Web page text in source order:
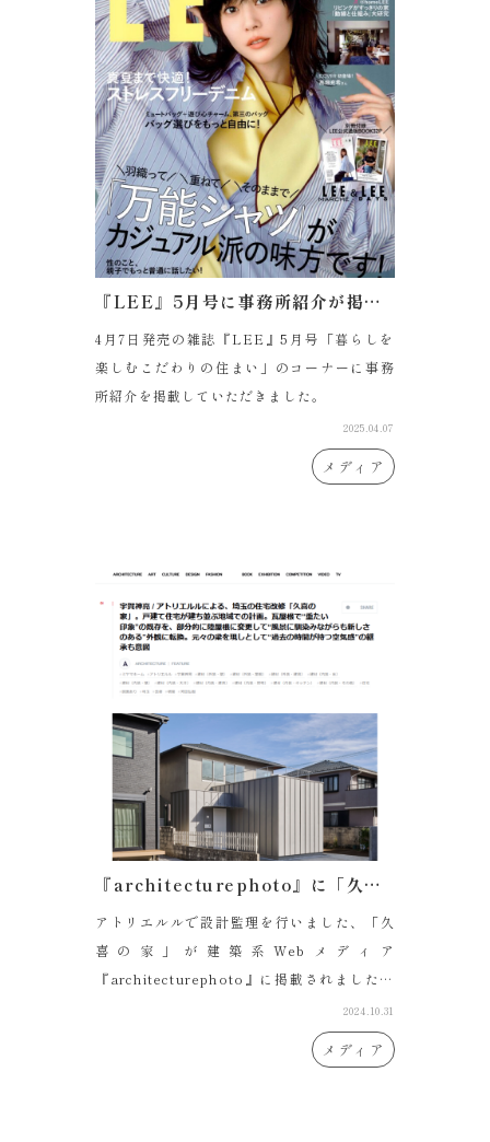
『LEE』5月号に事務所紹介が掲載されました
4月7日発売の雑誌『LEE』5月号「暮らしを
楽しむこだわりの住まい」のコーナーに事務
所紹介を掲載していただきました。
2025.04.07
メディア
『architecturephoto』に「久喜の家」が掲載されました
アトリエルルで設計監理を行いました、「久
喜の家」が建築系Webメディア
『architecturephoto』に掲載されました。
2024.10.31
メディア